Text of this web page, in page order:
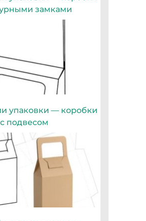
замками
упаковки — коробки
с подвесом